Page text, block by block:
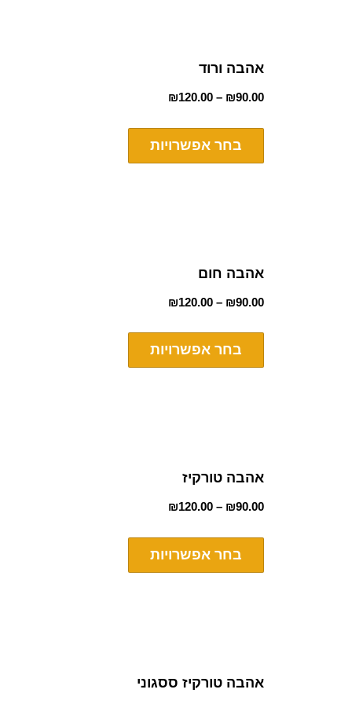
אהבה ורוד
₪90.00
–
₪120.00
בחר אפשרויות
אהבה חום
₪90.00
–
₪120.00
בחר אפשרויות
אהבה טורקיז
₪90.00
–
₪120.00
בחר אפשרויות
אהבה טורקיז ססגוני